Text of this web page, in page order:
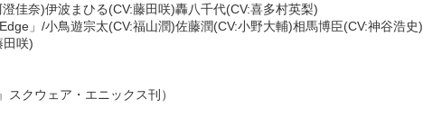
佳奈)伊波まひる(CV:藤田咲)轟八千代(CV:喜多村英梨)
」/小鳥遊宗太(CV:福山潤)佐藤潤(CV:小野大輔)相馬博臣(CV:神谷浩史)
田咲)
クウェア・エニックス刊）